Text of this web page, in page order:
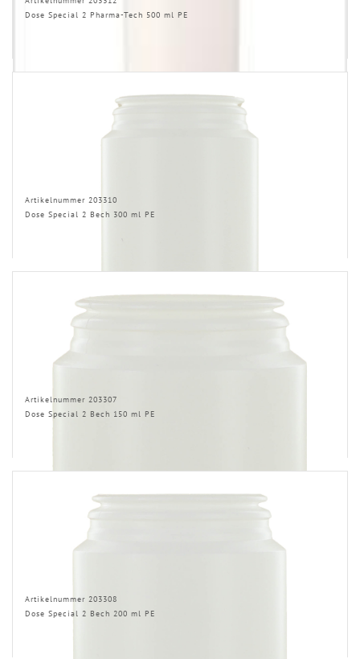
Dose Special 2 Pharma-Tech 500 ml PE
Artikelnummer 203310
Dose Special 2 Bech 300 ml PE
Artikelnummer 203307
Dose Special 2 Bech 150 ml PE
Artikelnummer 203308
Dose Special 2 Bech 200 ml PE